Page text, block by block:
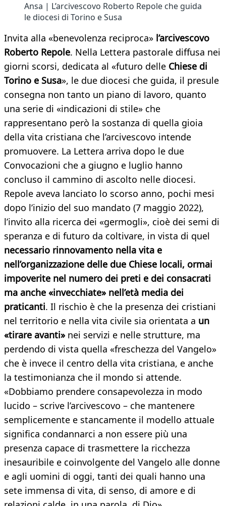
Ansa | L’arcivescovo Roberto Repole che guida
le diocesi di Torino e Susa
Invita alla «benevolenza reciproca» l’arcivescovo
Roberto Repole. Nella Lettera pastorale diffusa nei
giorni scorsi, dedicata al «futuro delle Chiese di
Torino e Susa», le due diocesi che guida, il presule
consegna non tanto un piano di lavoro, quanto
una serie di «indicazioni di stile» che
rappresentano però la sostanza di quella gioia
della vita cristiana che l’arcivescovo intende
promuovere. La Lettera arriva dopo le due
Convocazioni che a giugno e luglio hanno
concluso il cammino di ascolto nelle diocesi.
Repole aveva lanciato lo scorso anno, pochi mesi
dopo l’inizio del suo mandato (7 maggio 2022),
l’invito alla ricerca dei «germogli», cioè dei semi di
speranza e di futuro da coltivare, in vista di quel
necessario rinnovamento nella vita e
nell’organizzazione delle due Chiese locali, ormai
impoverite nel numero dei preti e dei consacrati
ma anche «invecchiate» nell’età media dei
praticanti. Il rischio è che la presenza dei cristiani
nel territorio e nella vita civile sia orientata a un
«tirare avanti» nei servizi e nelle strutture, ma
perdendo di vista quella «freschezza del Vangelo»
che è invece il centro della vita cristiana, e anche
la testimonianza che il mondo si attende.
«Dobbiamo prendere consapevolezza in modo
lucido – scrive l’arcivescovo – che mantenere
semplicemente e stancamente il modello attuale
significa condannarci a non essere più una
presenza capace di trasmettere la ricchezza
inesauribile e coinvolgente del Vangelo alle donne
e agli uomini di oggi, tanti dei quali hanno una
sete immensa di vita, di senso, di amore e di